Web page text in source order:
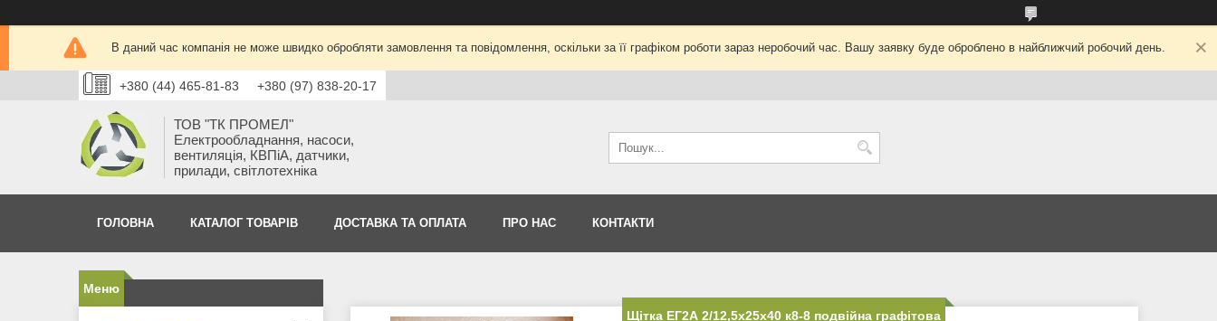
В даний час компанія не може швидко обробляти замовлення та повідомлення, оскільки за її графіком роботи зараз неробочий час. Вашу заявку буде оброблено в найближчий робочий день.
+380 (44) 465-81-83 +380 (97) 838-20-17
ТОВ "ТК ПРОМЕЛ"
Електрообладнання, насоси,
вентиляція, КВПіА, датчики,
прилади, світлотехніка
ГОЛОВНА КАТАЛОГ ТОВАРІВ ДОСТАВКА ТА ОПЛАТА ПРО НАС КОНТАКТИ
Щітка ЕГ2А 2/12,5х25х40 к8-8 подвійна графітова